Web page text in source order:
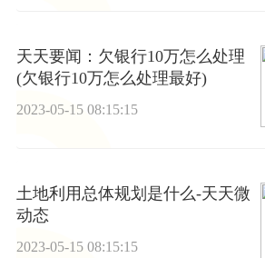
天天要闻：欠银行10万怎么处理
(欠银行10万怎么处理最好)
2023-05-15 08:15:15
土地利用总体规划是什么-天天微
动态
2023-05-15 08:15:15